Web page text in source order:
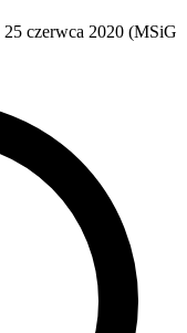
25 czerwca 2020 (MSiG